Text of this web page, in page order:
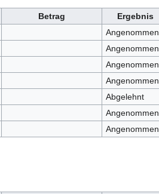
Betrag Ergebnis
Angenommen
Angenommen
Angenommen
Angenommen
Abgelehnt
Angenommen
Angenommen